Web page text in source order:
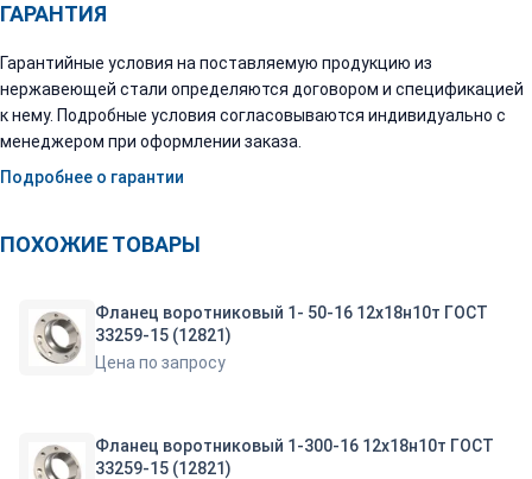
ГАРАНТИЯ
Гарантийные условия на поставляемую продукцию из
нержавеющей стали определяются договором и спецификацией
к нему. Подробные условия согласовываются индивидуально с
менеджером при оформлении заказа.
Подробнее о гарантии
ПОХОЖИЕ ТОВАРЫ
Фланец воротниковый 1- 50-16 12х18н10т ГОСТ
33259-15 (12821)
Цена по запросу
Фланец воротниковый 1-300-16 12х18н10т ГОСТ
33259-15 (12821)